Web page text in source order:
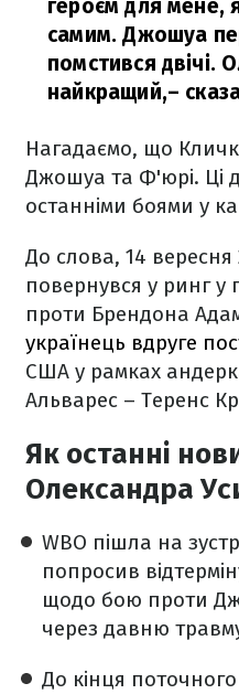
героєм для мене,
самим. Джошуа
помстився двічі.
найкращий,–
Нагадаємо, що
Джошуа та Ф'юрі. Ці
останніми боями у
До слова, 14 вересня
повернувся у ринг у
проти Брендона
українець вдруге
США у рамках
Альварес – Теренс
Як останні
Олександра
WBO пішла на
попросив
щодо бою проти
через давню
До кінця